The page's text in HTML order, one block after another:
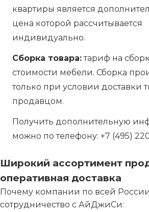
квартиры является
цена которой рассчитывается
индивидуально.
Сборка товара:тариф на
стоимости мебели. Сборка
только при условии доставки
продавцом.
Получить дополнительную
можно по телефону: +7 (495)
Широкий ассортимент
оперативная доставка
Почему компании по всей
сотрудничество с АйДжиСи: